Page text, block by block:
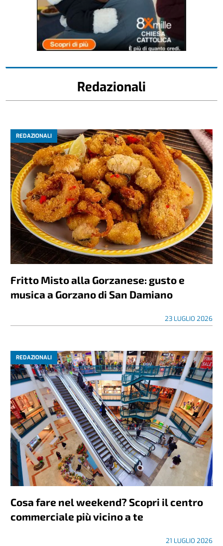
Redazionali
REDAZIONALI
Fritto Misto alla Gorzanese: gusto e
musica a Gorzano di San Damiano
23 LUGLIO 2026
REDAZIONALI
Cosa fare nel weekend? Scopri il centro
commerciale più vicino a te
21 LUGLIO 2026